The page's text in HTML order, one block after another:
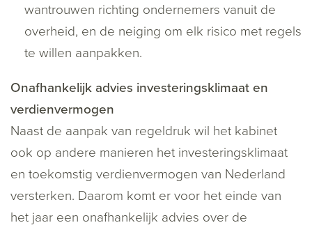
wantrouwen richting ondernemers vanuit de
overheid, en de neiging om elk risico met regels
te willen aanpakken.
Onafhankelijk advies investeringsklimaat en
verdienvermogen
Naast de aanpak van regeldruk wil het kabinet
ook op andere manieren het investeringsklimaat
en toekomstig verdienvermogen van Nederland
versterken. Daarom komt er voor het einde van
het jaar een onafhankelijk advies over de